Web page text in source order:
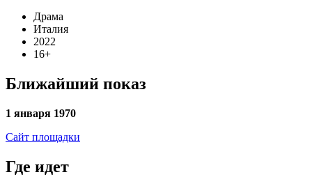
Драма
Италия
2022
16+
Ближайший показ
1 января 1970
Сайт площадки
Где идет